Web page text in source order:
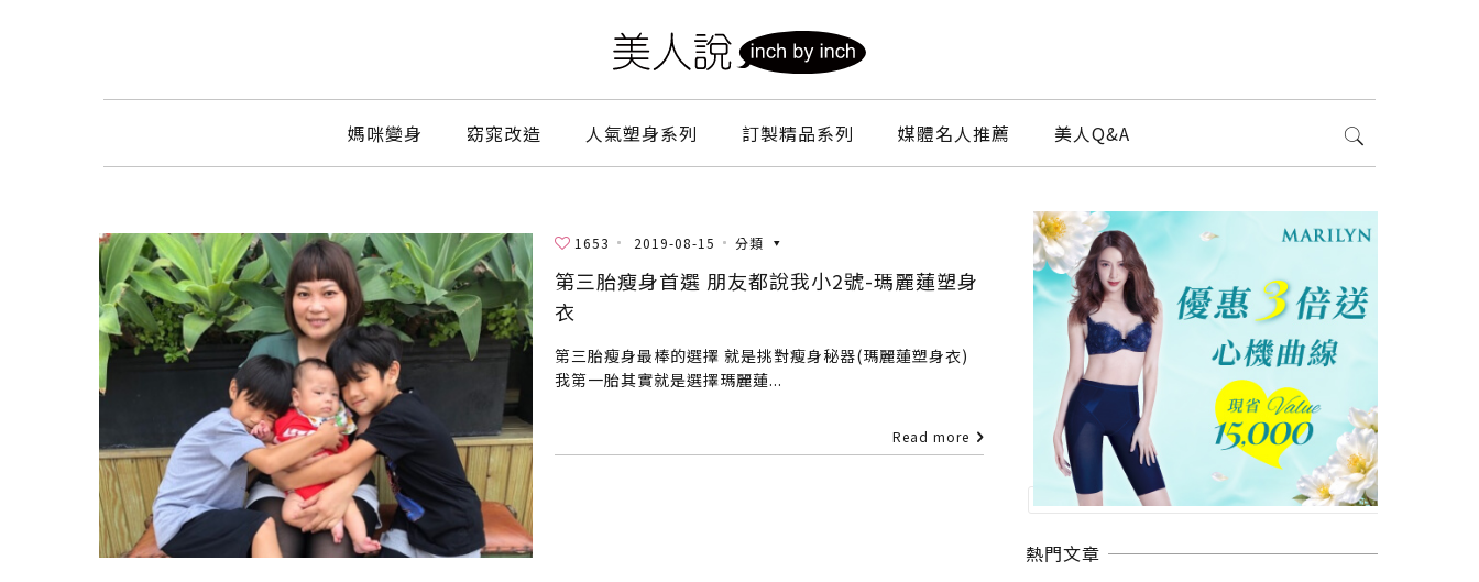
媽咪變身 窈窕改造 人氣塑身系列 訂製精品系列 媒體名人推薦 美人Q&A
1653 2019-08-15 分類
第三胎瘦身首選 朋友都說我小2號-瑪麗蓮塑身
衣
第三胎瘦身最棒的選擇 就是挑對瘦身秘器(瑪麗蓮塑身衣)
我第一胎其實就是選擇瑪麗蓮...
Read more
熱門文章